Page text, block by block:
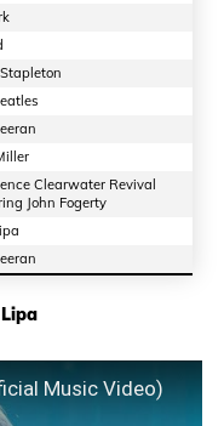
Clearwater Revival
John Fogerty
Music Video)